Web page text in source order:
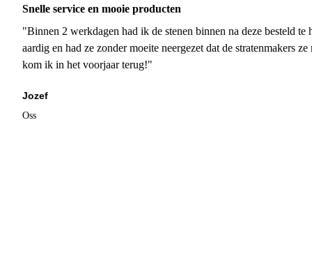
Snelle service en mooie producten
"Binnen 2 werkdagen had ik de stenen binnen na deze besteld
aardig en had ze zonder moeite neergezet dat de stratenmakers
kom ik in het voorjaar terug!"
Jozef
Oss